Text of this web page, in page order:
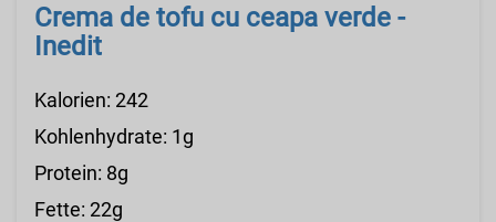
Crema de tofu cu ceapa verde -
Inedit
Kalorien: 242
Kohlenhydrate: 1g
Protein: 8g
Fette: 22g